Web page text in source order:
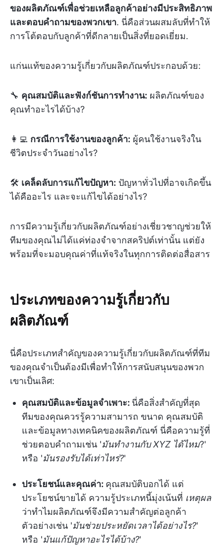
ของผลิตภัณฑ์เพื่อช่วยเหลือลูกค้าอย่างมีประสิทธิภาพ
และตอบคำถามของพวกเขา. นี่คือส่วนผสมลับที่ทำให้
การโต้ตอบกับลูกค้าที่ดีกลายเป็นสิ่งที่ยอดเยี่ยม.
แก่นแท้ของความรู้เกี่ยวกับผลิตภัณฑ์ประกอบด้วย:
🔧 คุณสมบัติและฟังก์ชันการทำงาน: ผลิตภัณฑ์ของ
คุณทำอะไรได้บ้าง?
👩‍💻 กรณีการใช้งานของลูกค้า: ผู้คนใช้งานจริงใน
ชีวิตประจำวันอย่างไร?
🛠️ เคล็ดลับการแก้ไขปัญหา: ปัญหาทั่วไปที่อาจเกิดขึ้น
ได้คืออะไร และจะแก้ไขได้อย่างไร?
การมีความรู้เกี่ยวกับผลิตภัณฑ์อย่างเชี่ยวชาญช่วยให้
ทีมของคุณไม่ได้แค่ท่องจำจากสคริปต์เท่านั้น แต่ยัง
พร้อมที่จะมอบคุณค่าที่แท้จริงในทุกการติดต่อสื่อสาร
ประเภทของความรู้เกี่ยวกับ
ผลิตภัณฑ์
นี่คือประเภทสำคัญของความรู้เกี่ยวกับผลิตภัณฑ์ที่ทีม
ของคุณจำเป็นต้องมีเพื่อทำให้การสนับสนุนของพวก
เขาเป็นเลิศ:
คุณสมบัติและข้อมูลจำเพาะ: นี่คือสิ่งสำคัญที่สุด
ทีมของคุณควรรู้ความสามารถ ขนาด คุณสมบัติ
และข้อมูลทางเทคนิคของผลิตภัณฑ์ นี่คือความรู้ที่
ช่วยตอบคำถามเช่น 'มันทำงานกับ XYZ ได้ไหม?'
หรือ 'มันรองรับได้เท่าไหร่?'
ประโยชน์และคุณค่า: คุณสมบัติบอกได้ แต่
ประโยชน์ขายได้ ความรู้ประเภทนี้มุ่งเน้นที่ เหตุผล
ว่าทำไมผลิตภัณฑ์จึงมีความสำคัญต่อลูกค้า
ตัวอย่างเช่น 'มันช่วยประหยัดเวลาได้อย่างไร?'
หรือ 'มันแก้ปัญหาอะไรได้บ้าง?'